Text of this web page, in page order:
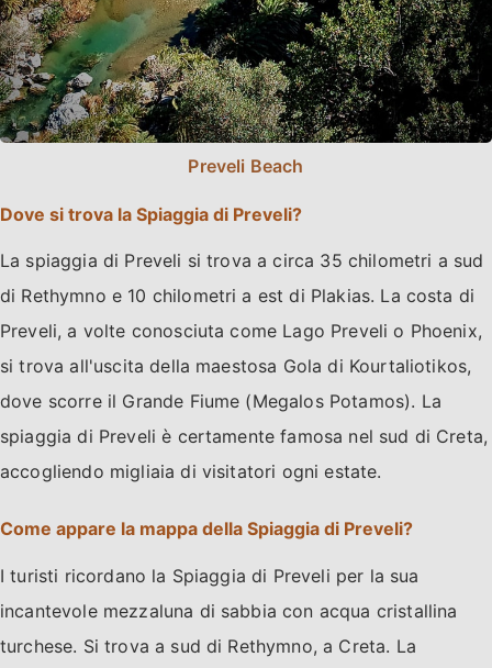
Preveli Beach
Dove si trova la Spiaggia di Preveli?
La spiaggia di Preveli si trova a circa 35 chilometri a sud
di Rethymno e 10 chilometri a est di Plakias. La costa di
Preveli, a volte conosciuta come Lago Preveli o Phoenix,
si trova all'uscita della maestosa Gola di Kourtaliotikos,
dove scorre il Grande Fiume (Megalos Potamos). La
spiaggia di Preveli è certamente famosa nel sud di Creta,
accogliendo migliaia di visitatori ogni estate.
Come appare la mappa della Spiaggia di Preveli?
I turisti ricordano la Spiaggia di Preveli per la sua
incantevole mezzaluna di sabbia con acqua cristallina
turchese. Si trova a sud di Rethymno, a Creta. La